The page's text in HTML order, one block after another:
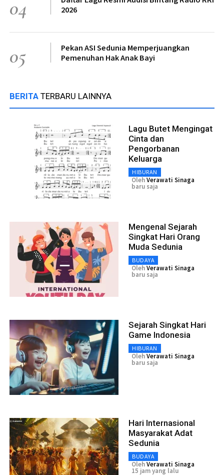
04
2026
05
Pekan ASI Sedunia Memperjuangkan
Pemenuhan Hak Anak Bayi
BERITA TERBARU LAINNYA
Lagu Butet Mengingat
Cinta dan
Pengorbanan
Keluarga
HIBURAN
OlehVerawati Sinaga
baru saja
Mengenal Sejarah
Singkat Hari Orang
Muda Sedunia
BUDAYA
OlehVerawati Sinaga
baru saja
Sejarah Singkat Hari
Game Indonesia
HIBURAN
OlehVerawati Sinaga
baru saja
Hari Internasional
Masyarakat Adat
Sedunia
BUDAYA
OlehVerawati Sinaga
15 jam yang lalu